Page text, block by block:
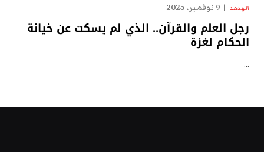
الهدهد 9 نوفمبر، 2025
رجل العلم والقرآن.. الذي لم يسكت عن خيانة
الحكام لغزة
…